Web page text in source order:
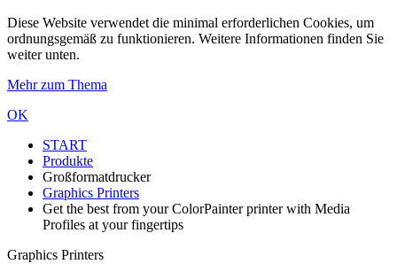
Diese Website verwendet die minimal erforderlichen Cookies, um
ordnungsgemäß zu funktionieren. Weitere Informationen finden Sie
weiter unten.
Mehr zum Thema
OK
START
Produkte
Großformatdrucker
Graphics Printers
Get the best from your ColorPainter printer with Media
Profiles at your fingertips
Graphics Printers